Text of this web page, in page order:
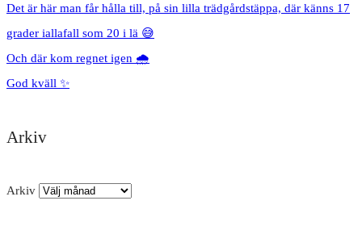
Det är här man får hålla till, på sin lilla trädgårdstäppa, där känns 17
grader iallafall som 20 i lä 😅
Och där kom regnet igen 🌧️
God kväll ✨
Arkiv
Arkiv